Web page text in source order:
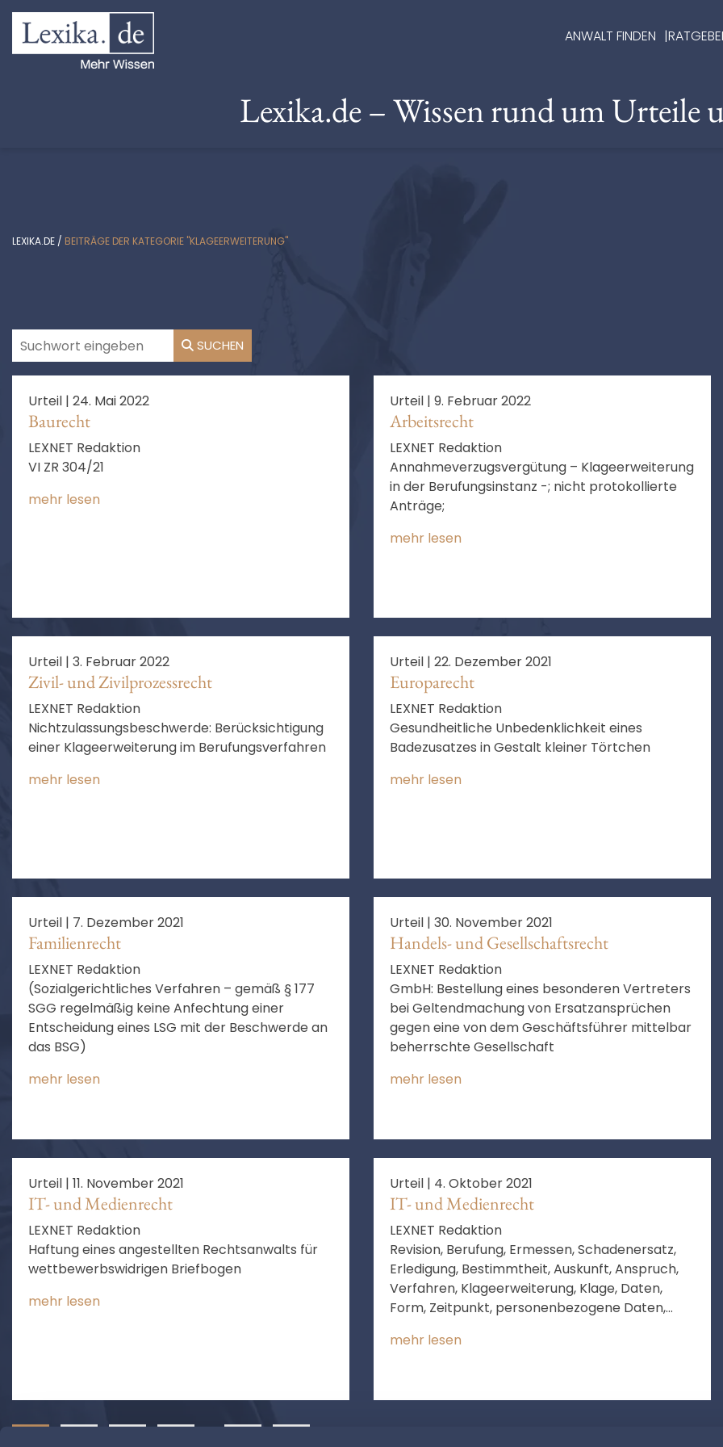
ANWALT FINDEN
Lexika.de – Wissen rund um Urteile
LEXIKA.DE / BEITRÄGE DER KATEGORIE "KLAGEERWEITERUNG"
SUCHEN
Urteil | 24. Mai 2022
Baurecht
LEXNET Redaktion
VI ZR 304/21
mehr lesen
Urteil | 9. Februar 2022
Arbeitsrecht
LEXNET Redaktion
Annahmeverzugsvergütung – Klageerweiterung
in der Berufungsinstanz -; nicht protokollierte
Anträge;
mehr lesen
Urteil | 3. Februar 2022
Zivil- und Zivilprozessrecht
LEXNET Redaktion
Nichtzulassungsbeschwerde: Berücksichtigung
einer Klageerweiterung im Berufungsverfahren
mehr lesen
Urteil | 22. Dezember 2021
Europarecht
LEXNET Redaktion
Gesundheitliche Unbedenklichkeit eines
Badezusatzes in Gestalt kleiner Törtchen
mehr lesen
Urteil | 7. Dezember 2021
Familienrecht
LEXNET Redaktion
(Sozialgerichtliches Verfahren – gemäß § 177
SGG regelmäßig keine Anfechtung einer
Entscheidung eines LSG mit der Beschwerde an
das BSG)
mehr lesen
Urteil | 30. November 2021
Handels- und Gesellschaftsrecht
LEXNET Redaktion
GmbH: Bestellung eines besonderen Vertreters
bei Geltendmachung von Ersatzansprüchen
gegen eine von dem Geschäftsführer mittelbar
beherrschte Gesellschaft
mehr lesen
Urteil | 11. November 2021
IT- und Medienrecht
LEXNET Redaktion
Haftung eines angestellten Rechtsanwalts für
wettbewerbswidrigen Briefbogen
mehr lesen
Urteil | 4. Oktober 2021
IT- und Medienrecht
LEXNET Redaktion
Revision, Berufung, Ermessen, Schadenersatz,
Erledigung, Bestimmtheit, Auskunft, Anspruch,
Verfahren, Klageerweiterung, Klage, Daten,
Form, Zeitpunkt, personenbezogene Daten,
personenbezogene Information
mehr lesen